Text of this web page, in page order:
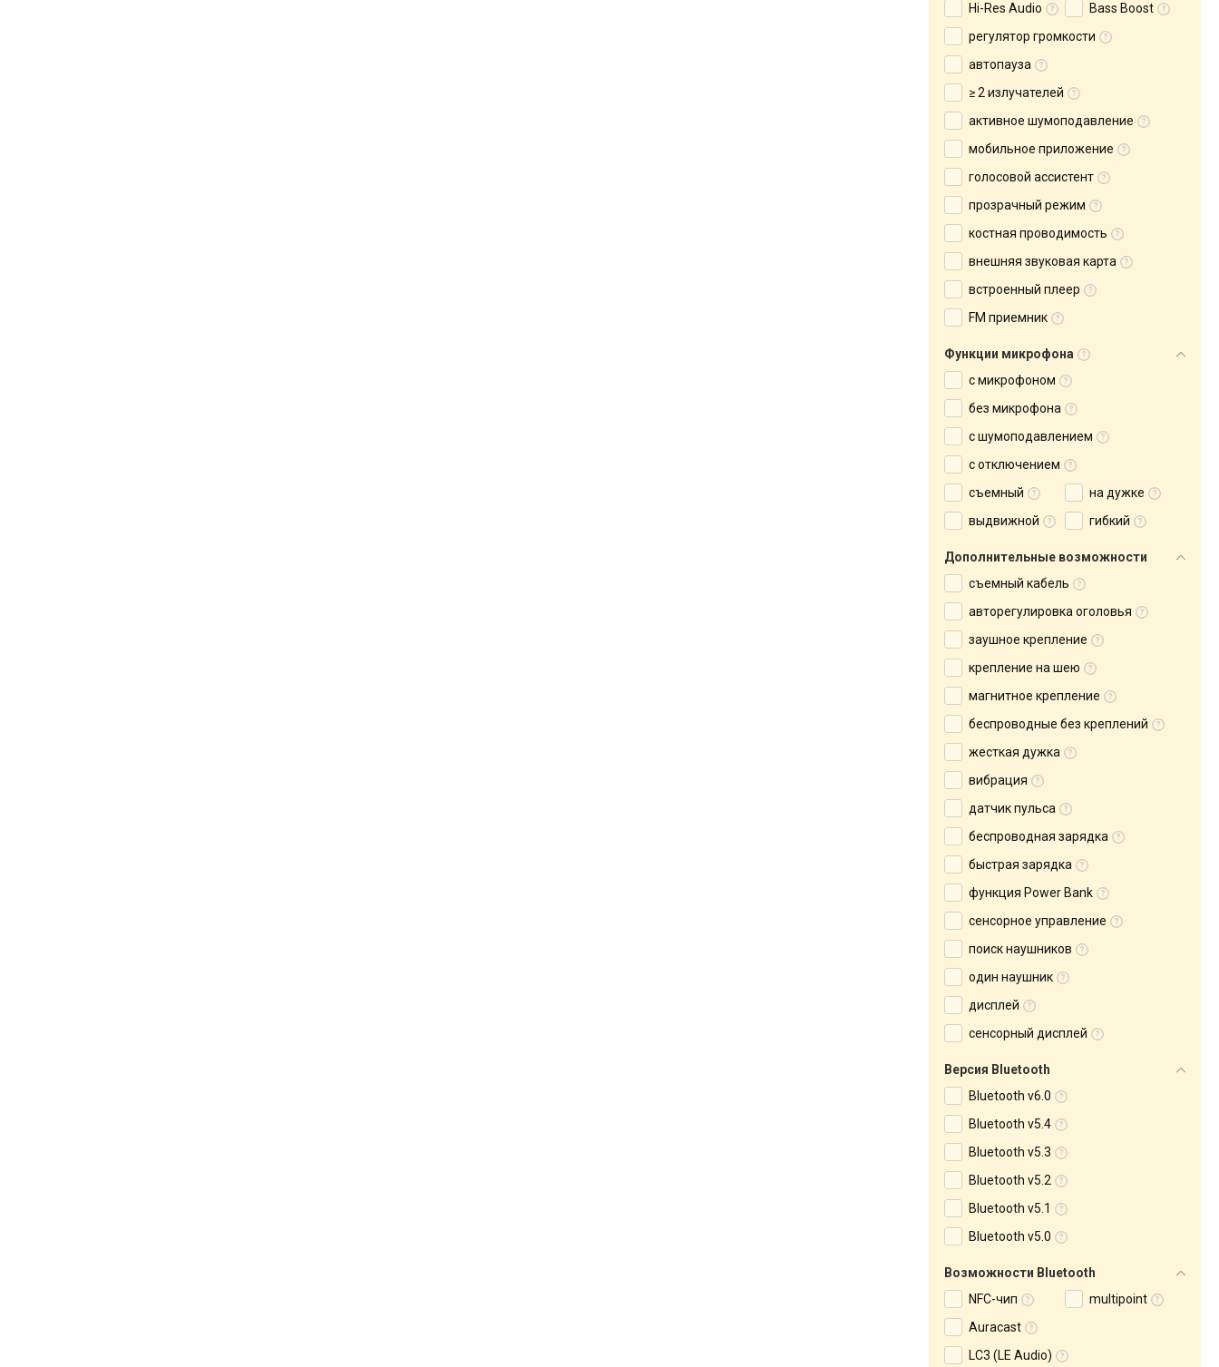
Hi-Res Audio
Bass Boost
регулятор громкости
автопауза
≥ 2 излучателей
активное шумоподавление
мобильное приложение
голосовой ассистент
прозрачный режим
костная проводимость
внешняя звуковая карта
встроенный плеер
FM приемник
Функции микрофона
с микрофоном
без микрофона
с шумоподавлением
с отключением
съемный
на дужке
выдвижной
гибкий
Дополнительные возможности
съемный кабель
авторегулировка оголовья
заушное крепление
крепление на шею
магнитное крепление
беспроводные без креплений
жесткая дужка
вибрация
датчик пульса
беспроводная зарядка
быстрая зарядка
функция Power Bank
сенсорное управление
поиск наушников
один наушник
дисплей
сенсорный дисплей
Версия Bluetooth
Bluetooth v6.0
Bluetooth v5.4
Bluetooth v5.3
Bluetooth v5.2
Bluetooth v5.1
Bluetooth v5.0
Возможности Bluetooth
NFC-чип
multipoint
Auracast
LC3 (LE Audio)